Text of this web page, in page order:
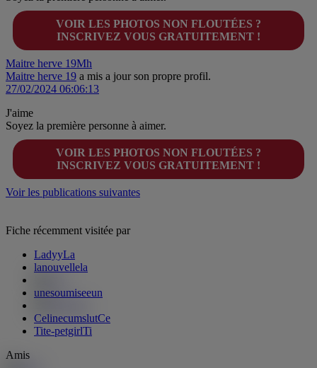
VOIR LES PHOTOS NON FLOUTÉES ?
INSCRIVEZ VOUS GRATUITEMENT !
Maitre herve 19Mh
Maitre herve 19 a mis a jour son propre profil.
27/02/2024 06:06:13
J'aime
Soyez la première personne à aimer.
VOIR LES PHOTOS NON FLOUTÉES ?
INSCRIVEZ VOUS GRATUITEMENT !
Voir les publications suivantes
Fiche récemment visitée par
LadyyLa
lanouvellela
unesoumiseeun
CelinecumslutCe
Tite-petgirlTi
Amis